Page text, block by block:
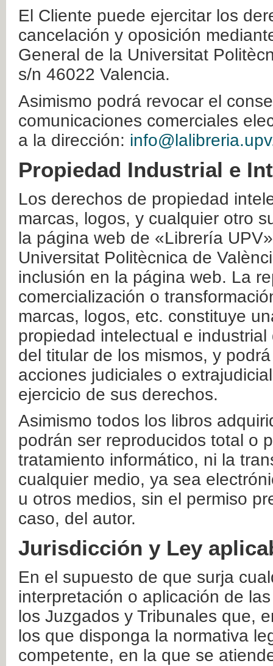
El Cliente puede ejercitar los
cancelación y oposición
General de la Universitat
s/n 46022 Valencia.
Asimismo podrá revocar el
comunicaciones comerciales
a la dirección:
Propiedad Industrial e
Los derechos de propiedad
marcas, logos, y cualquier otro
la página web de «Librería
Universitat Politècnica de
inclusión en la página web. La
comercialización o
marcas, logos, etc. constituye
propiedad intelectual e
del titular de los mismos, y
acciones judiciales o
ejercicio de sus derechos.
Asimismo todos los libros
podrán ser reproducidos total o
tratamiento informático, ni la
cualquier medio, ya sea
u otros medios, sin el permiso
caso, del autor.
Jurisdicción y Ley
En el supuesto de que surja
interpretación o aplicación de
los Juzgados y Tribunales que,
los que disponga la normativa
competente, en la que se